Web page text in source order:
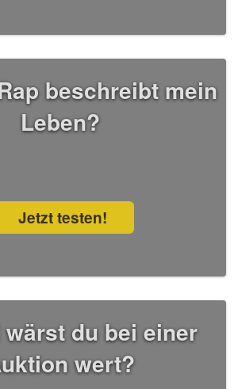
beschreibt mein
Leben?
Jetzt testen!
du bei einer
wert?